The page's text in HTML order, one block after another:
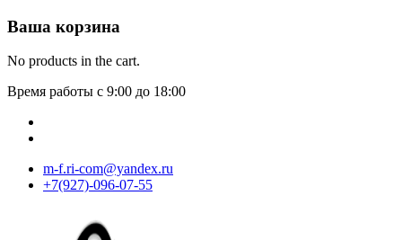
Ваша корзина
No products in the cart.
Время работы с 9:00 до 18:00
m-f.ri-com@yandex.ru
+7(927)-096-07-55